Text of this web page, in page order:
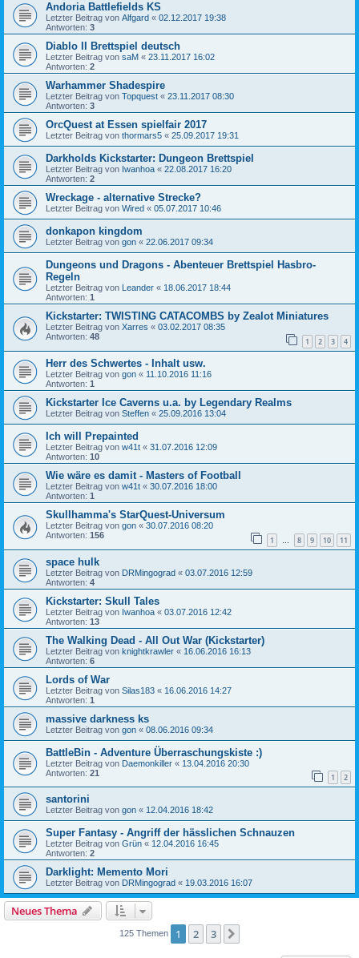
Andoria Battlefields KS
Letzter Beitrag von Alfgard « 02.12.2017 19:38
Antworten: 3
Diablo II Brettspiel deutsch
Letzter Beitrag von saM « 23.11.2017 16:02
Antworten: 2
Warhammer Shadespire
Letzter Beitrag von Topquest « 23.11.2017 08:30
Antworten: 3
OrcQuest at Essen spielfair 2017
Letzter Beitrag von thormars5 « 25.09.2017 19:31
Darkholds Kickstarter: Dungeon Brettspiel
Letzter Beitrag von Iwanhoa « 22.08.2017 16:20
Antworten: 2
Wreckage - alternative Strecke?
Letzter Beitrag von Wired « 05.07.2017 10:46
donkapon kingdom
Letzter Beitrag von gon « 22.06.2017 09:34
Dungeons und Dragons - Abenteuer Brettspiel Hasbro-
Regeln
Letzter Beitrag von Leander « 18.06.2017 18:44
Antworten: 1
Kickstarter: TWISTING CATACOMBS by Zealot Miniatures
Letzter Beitrag von Xarres « 03.02.2017 08:35
Antworten: 48 1 2 3 4
Herr des Schwertes - Inhalt usw.
Letzter Beitrag von gon « 11.10.2016 11:16
Antworten: 1
Kickstarter Ice Caverns u.a. by Legendary Realms
Letzter Beitrag von Steffen « 25.09.2016 13:04
Ich will Prepainted
Letzter Beitrag von w41t « 31.07.2016 12:09
Antworten: 10
Wie wäre es damit - Masters of Football
Letzter Beitrag von w41t « 30.07.2016 18:00
Antworten: 1
Skullhamma's StarQuest-Universum
Letzter Beitrag von gon « 30.07.2016 08:20
Antworten: 156 1 … 8 9 10 11
space hulk
Letzter Beitrag von DRMingograd « 03.07.2016 12:59
Antworten: 4
Kickstarter: Skull Tales
Letzter Beitrag von Iwanhoa « 03.07.2016 12:42
Antworten: 13
The Walking Dead - All Out War (Kickstarter)
Letzter Beitrag von knightkrawler « 16.06.2016 16:13
Antworten: 6
Lords of War
Letzter Beitrag von Silas183 « 16.06.2016 14:27
Antworten: 1
massive darkness ks
Letzter Beitrag von gon « 08.06.2016 09:34
BattleBin - Adventure Überraschungskiste :)
Letzter Beitrag von Daemonkiller « 13.04.2016 20:30
Antworten: 21 1 2
santorini
Letzter Beitrag von gon « 12.04.2016 18:42
Super Fantasy - Angriff der hässlichen Schnauzen
Letzter Beitrag von Grün « 12.04.2016 16:45
Antworten: 2
Darklight: Memento Mori
Letzter Beitrag von DRMingograd « 19.03.2016 16:07
Neues Thema
125 Themen 1 2 3